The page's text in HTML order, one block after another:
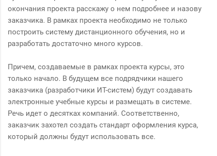
окончания проекта расскажу о нем подробнее и назову
заказчика. В рамках проекта необходимо не только
построить систему дистанционного обучения, но и
разработать достаточно много курсов.
Причем, создаваемые в рамках проекта курсы, это
только начало. В будущем все подрядчики нашего
заказчика (разработчики ИТ-систем) будут создавать
электронные учебные курсы и размещать в системе.
Речь идет о десятках компаний. Соответственно,
заказчик захотел создать стандарт оформления курса,
который должны будут использовать все.